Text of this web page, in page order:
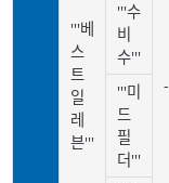
'''베
스
트
일
레
븐'''
-
'''수
비
수'''
'''미
드
필
더'''